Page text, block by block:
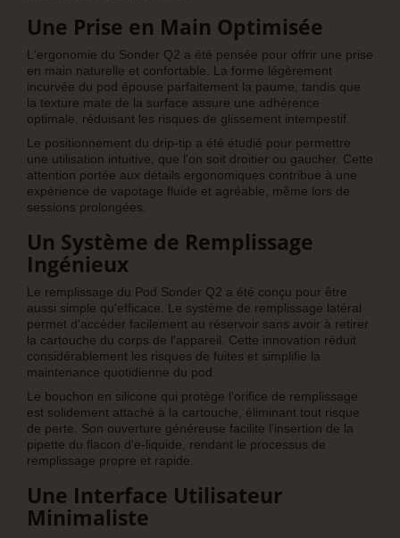
Une Prise en Main Optimisée
L'ergonomie du Sonder Q2 a été pensée pour offrir une prise
en main naturelle et confortable. La forme légèrement
incurvée du pod épouse parfaitement la paume, tandis que
la texture mate de la surface assure une adhérence
optimale, réduisant les risques de glissement intempestif.
Le positionnement du drip-tip a été étudié pour permettre
une utilisation intuitive, que l'on soit droitier ou gaucher. Cette
attention portée aux détails ergonomiques contribue à une
expérience de vapotage fluide et agréable, même lors de
sessions prolongées.
Un Système de Remplissage
Ingénieux
Le remplissage du Pod Sonder Q2 a été conçu pour être
aussi simple qu'efficace. Le système de remplissage latéral
permet d'accéder facilement au réservoir sans avoir à retirer
la cartouche du corps de l'appareil. Cette innovation réduit
considérablement les risques de fuites et simplifie la
maintenance quotidienne du pod.
Le bouchon en silicone qui protège l'orifice de remplissage
est solidement attaché à la cartouche, éliminant tout risque
de perte. Son ouverture généreuse facilite l'insertion de la
pipette du flacon d'e-liquide, rendant le processus de
remplissage propre et rapide.
Une Interface Utilisateur
Minimaliste